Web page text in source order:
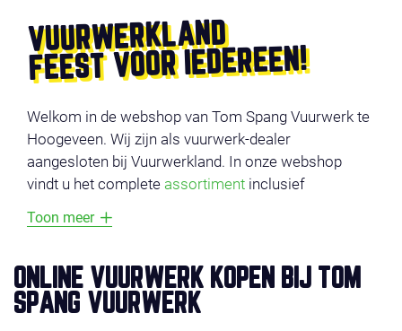
VUURWERKLAND
FEEST VOOR IEDEREEN!
Welkom in de webshop van Tom Spang Vuurwerk te
Hoogeveen. Wij zijn als vuurwerk-dealer
aangesloten bij Vuurwerkland. In onze webshop
vindt u het complete assortiment inclusief
verschillende categorieën, zoals
lange wachtrijen en bestel uw vuurwerk online en
profiteer van super-acties en gratis vuurwerk. Het
vuurwerk ligt klaar op de door u gekozen afhaaldag
Toon meer
ONLINE VUURWERK KOPEN BIJ TOM
SPANG VUURWERK